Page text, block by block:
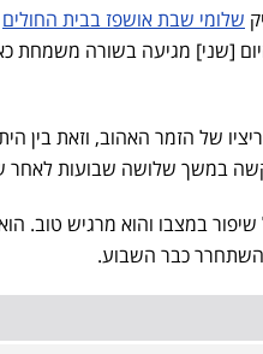
שלומי שבת אושפז בבית החולים
[שני] מגיעה בשורה משמחת
של הזמר האהוב, וזאת בין
במצבו והוא מרגיש טוב.
כבר השבוע.